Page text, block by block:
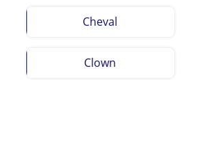
Cheval
Clown